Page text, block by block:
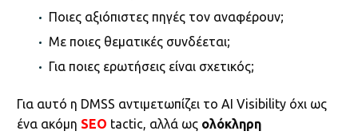
Ποιες αξιόπιστες πηγές τον αναφέρουν;
Με ποιες θεματικές συνδέεται;
Για ποιες ερωτήσεις είναι σχετικός;
Για αυτό η DMSS αντιμετωπίζει το AI Visibility όχι ως
ένα ακόμη SEO tactic, αλλά ως ολόκληρη